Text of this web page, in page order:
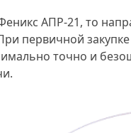
АПР-21, то
первичной
точно и